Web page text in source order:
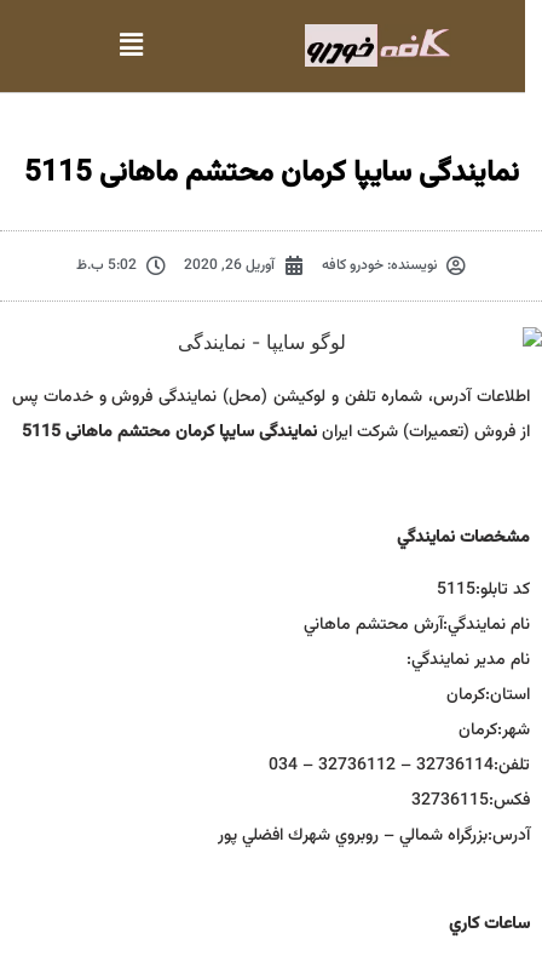
نمایندگی سایپا کرمان محتشم ماهانی 5115
نویسنده:خودرو کافه آوریل 26, 2020 5:02 ب.ظ
اطلاعات آدرس، شماره تلفن و لوکیشن (محل) نمایندگی فروش و خدمات پس
از فروش (تعمیرات) شرکت ایراننمایندگی سایپا کرمان محتشم ماهانی 5115
مشخصات نمايندگي
كد تابلو:5115
نام نمايندگي:آرش محتشم ماهاني
نام مدير نمايندگي:
استان:كرمان
شهر:كرمان
تلفن:32736114 – 32736112 – 034
فكس:32736115
آدرس:بزرگراه شمالي – روبروي شهرك افضلي پور
ساعات كاري